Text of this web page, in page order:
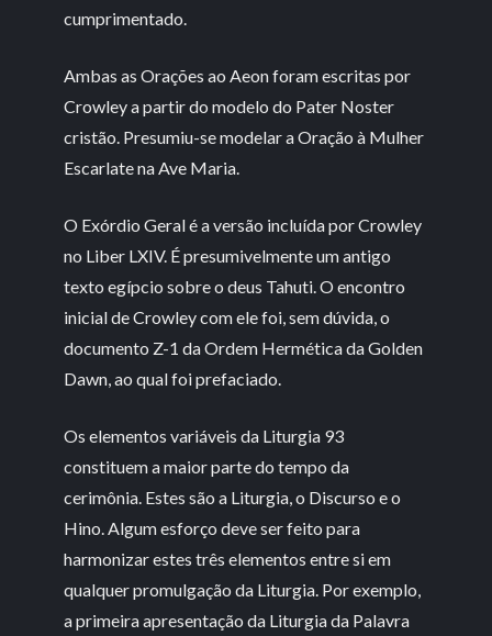
cumprimentado.
Ambas as Orações ao Aeon foram escritas por
Crowley a partir do modelo do Pater Noster
cristão. Presumiu-se modelar a Oração à Mulher
Escarlate na Ave Maria.
O Exórdio Geral é a versão incluída por Crowley
no Liber LXIV. É presumivelmente um antigo
texto egípcio sobre o deus Tahuti. O encontro
inicial de Crowley com ele foi, sem dúvida, o
documento Z-1 da Ordem Hermética da Golden
Dawn, ao qual foi prefaciado.
Os elementos variáveis ​​da Liturgia 93
constituem a maior parte do tempo da
cerimônia. Estes são a Liturgia, o Discurso e o
Hino. Algum esforço deve ser feito para
harmonizar estes três elementos entre si em
qualquer promulgação da Liturgia. Por exemplo,
a primeira apresentação da Liturgia da Palavra